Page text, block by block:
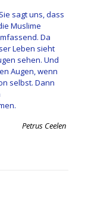
sagt uns, dass
Muslime
Da
Leben sieht
sehen. Und
Augen, wenn
selbst. Dann
Petrus Ceelen